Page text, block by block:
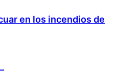
en los incendios de